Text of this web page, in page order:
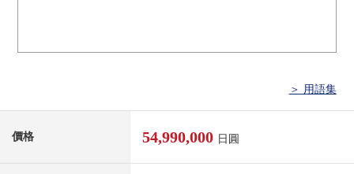
＞ 用語集
價格 54,990,000 日圓